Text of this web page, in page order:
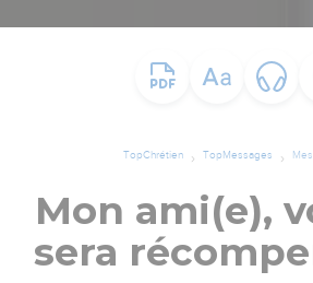
TopChrétien TopMessages
Mon ami(e),
sera